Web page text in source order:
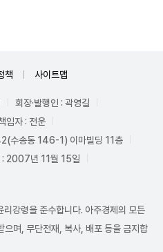
책 사이트맵
회장·발행인 : 곽영길
임자 : 전운
수송동 146-1) 이마빌딩 11층
: 2007년 11월 15일
강령을 준수합니다. 아주경제의 모든
며, 무단전재, 복사, 배포 등을 금지합